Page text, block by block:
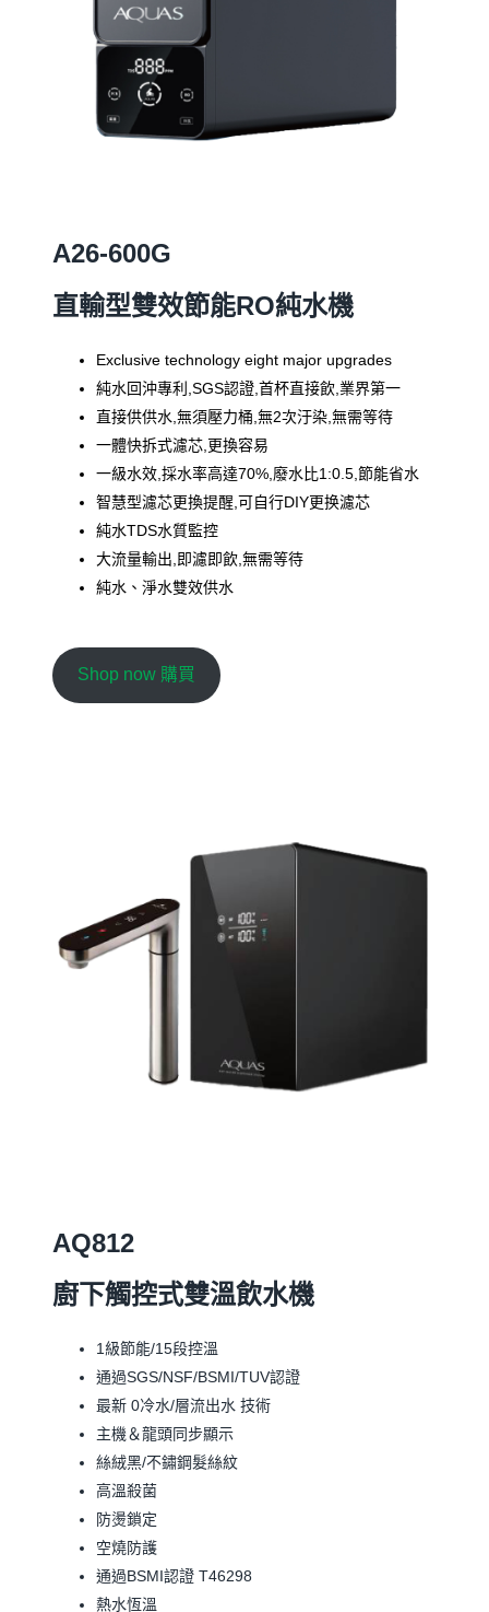
A26-600G
直輸型雙效節能RO純水機
Exclusive technology eight major upgrades
純水回沖專利,SGS認證,首杯直接飲,業界第一
直接供供水,無須壓力桶,無2次汙染,無需等待
一體快拆式濾芯,更換容易
一級水效,採水率高達70%,廢水比1:0.5,節能省水
智慧型濾芯更換提醒,可自行DIY更换濾芯
純水TDS水質監控
大流量輸出,即濾即飲,無需等待
純水、淨水雙效供水
Shop now 購買
AQ812
廚下觸控式雙溫飲水機
1級節能/15段控溫
通過SGS/NSF/BSMI/TUV認證
最新 0冷水/層流出水 技術
主機＆龍頭同步顯示
絲絨黑/不鏽鋼髮絲紋
高溫殺菌
防燙鎖定
空燒防護
通過BSMI認證 T46298
熱水恆溫